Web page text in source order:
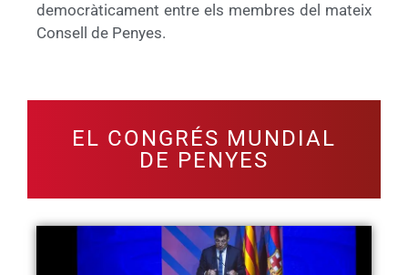
democràticament entre els membres del mateix
Consell de Penyes.
EL CONGRÉS MUNDIAL
DE PENYES